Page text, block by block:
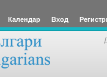
Календар Вход